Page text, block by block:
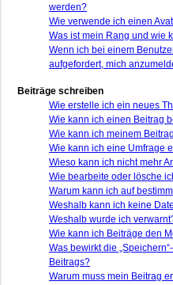
werden?
Wie verwende ich einen
Was ist mein Rang und wie
Wenn ich bei einem
aufgefordert, mich
Beiträge schreiben
Wie erstelle ich ein neues
Wie kann ich einen Beitrag
Wie kann ich meinem
Wie kann ich eine Umfrage
Wieso kann ich nicht mehr
Wie bearbeite oder lösche
Warum kann ich auf
Weshalb kann ich keine
Weshalb wurde ich
Wie kann ich Beiträge den
Was bewirkt die
Beitrags?
Warum muss mein Beitrag